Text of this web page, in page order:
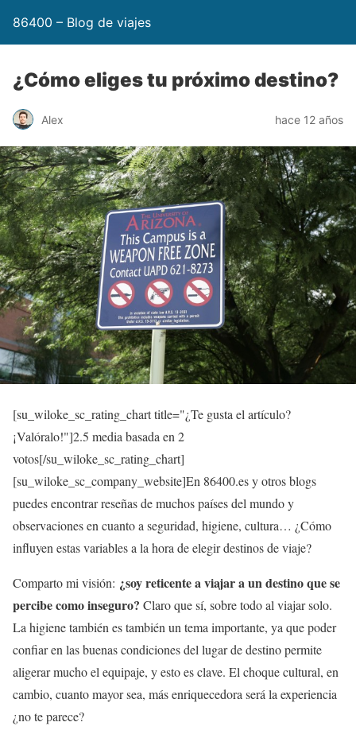
86400 – Blog de viajes
¿Cómo eliges tu próximo destino?
Alex hace 12 años
[su_wiloke_sc_rating_chart title="¿Te gusta el artículo?
¡Valóralo!"]2.5 media basada en 2
votos[/su_wiloke_sc_rating_chart]
[su_wiloke_sc_company_website]En 86400.es y otros blogs
puedes encontrar reseñas de muchos países del mundo y
observaciones en cuanto a seguridad, higiene, cultura… ¿Cómo
influyen estas variables a la hora de elegir destinos de viaje?
Comparto mi visión: ¿soy reticente a viajar a un destino que se
percibe como inseguro? Claro que sí, sobre todo al viajar solo.
La higiene también es también un tema importante, ya que poder
confiar en las buenas condiciones del lugar de destino permite
aligerar mucho el equipaje, y esto es clave. El choque cultural, en
cambio, cuanto mayor sea, más enriquecedora será la experiencia
¿no te parece?